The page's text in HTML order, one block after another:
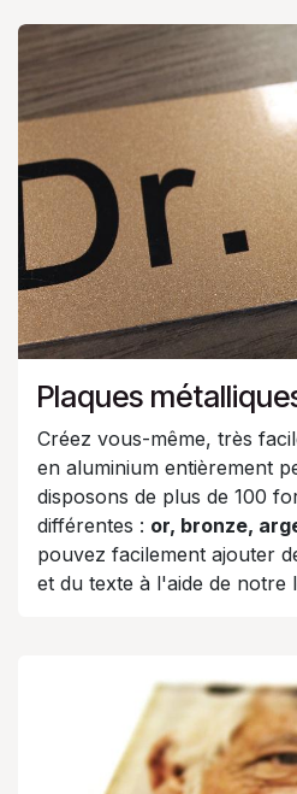
Plaques
Créez vous-même, très
en aluminium entièrement
disposons de plus de 100
différentes : or, bronze,
pouvez facilement ajouter
et du texte à l'aide de notre